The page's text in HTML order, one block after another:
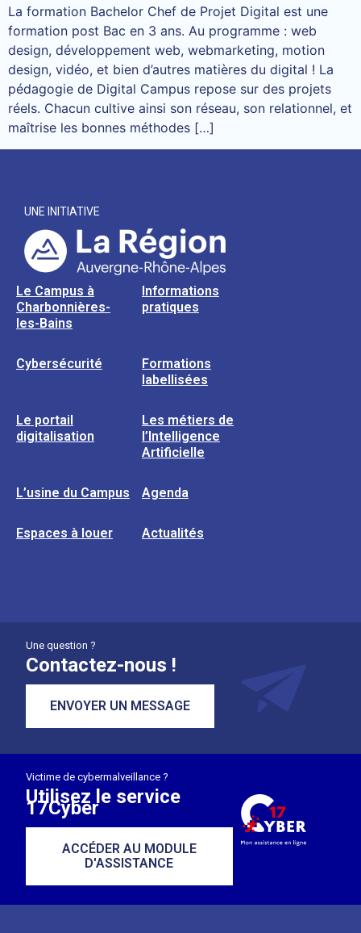
La formation Bachelor Chef de Projet Digital est une
formation post Bac en 3 ans. Au programme : web
design, développement web, webmarketing, motion
design, vidéo, et bien d’autres matières du digital ! La
pédagogie de Digital Campus repose sur des projets
réels. Chacun cultive ainsi son réseau, son relationnel, et
maîtrise les bonnes méthodes […]
UNE INITIATIVE
Le Campus à
Charbonnières-
les-Bains
Informations
pratiques
Cybersécurité
Formations
labellisées
Le portail
digitalisation
Les métiers de
l’Intelligence
Artificielle
L’usine du Campus Agenda
Espaces à louer Actualités
Une question ?
Contactez-nous !
ENVOYER UN MESSAGE
Victime de cybermalveillance ?
Utilisez le service
17Cyber
ACCÉDER AU MODULE
D'ASSISTANCE